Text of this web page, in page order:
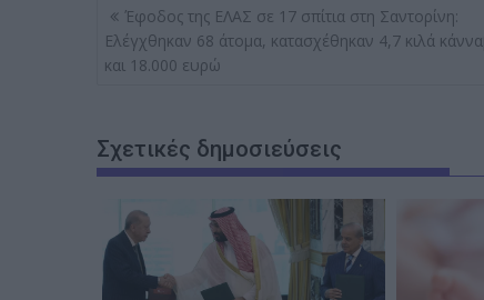
Π
λ
ο
γ
η
ά
ρ
Έφοδος της ΕΛΑΣ σε 17 σπίτια στη Σαντορίνη:
Ελέγχθηκαν 68 άτομα, κατασχέθηκαν 4,7 κιλά
και 18.000 ευρώ
Σχετικές δημοσιεύσεις